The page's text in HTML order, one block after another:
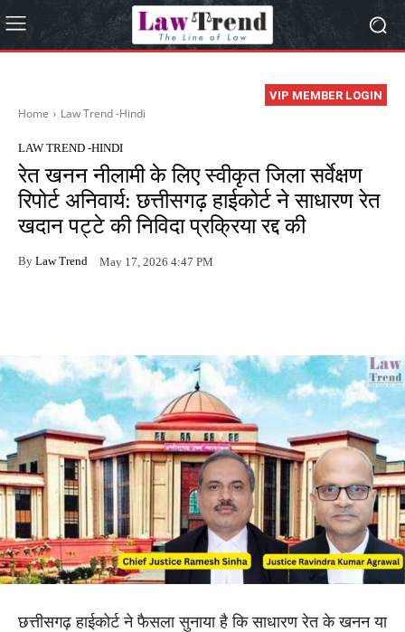
VIP MEMBER LOGIN
Home Law Trend -Hindi
LAW TREND -HINDI
रेत खनन नीलामी के लिए स्वीकृत जिला सर्वेक्षण
रिपोर्ट अनिवार्य: छत्तीसगढ़ हाईकोर्ट ने साधारण रेत
खदान पट्टे की निविदा प्रक्रिया रद्द की
By Law Trend May 17, 2026 4:47 PM
छत्तीसगढ़ हाईकोर्ट ने फैसला सुनाया है कि साधारण रेत के खनन या